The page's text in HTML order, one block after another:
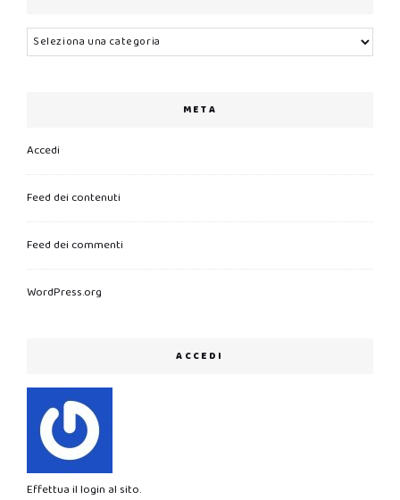
Categorie
META
Accedi
Feed dei contenuti
Feed dei commenti
WordPress.org
ACCEDI
Effettua il login al sito.